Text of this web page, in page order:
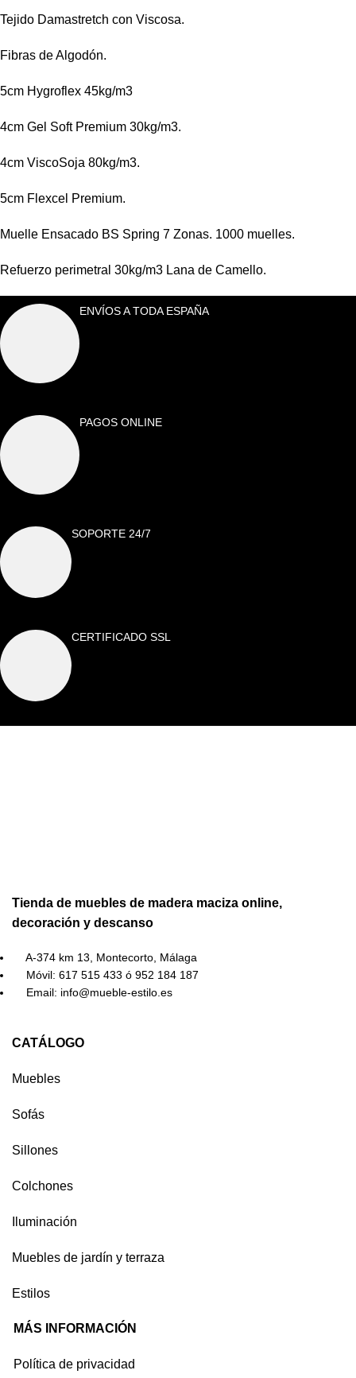
Tejido Damastretch con Viscosa.
Fibras de Algodón.
5cm Hygroflex 45kg/m3
4cm Gel Soft Premium 30kg/m3.
4cm ViscoSoja 80kg/m3.
5cm Flexcel Premium.
Muelle Ensacado BS Spring 7 Zonas. 1000 muelles.
Refuerzo perimetral 30kg/m3 Lana de Camello.
ENVÍOS A TODA ESPAÑA
PAGOS ONLINE
SOPORTE 24/7
CERTIFICADO SSL
Tienda de muebles de madera maciza online,
decoración y descanso
A-374 km 13, Montecorto, Málaga
Móvil: 617 515 433 ó 952 184 187
Email: info@mueble-estilo.es
CATÁLOGO
Muebles
Sofás
Sillones
Colchones
Iluminación
Muebles de jardín y terraza
Estilos
MÁS INFORMACIÓN
Política de privacidad